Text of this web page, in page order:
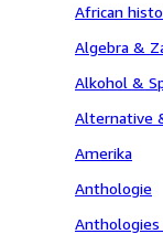
African
Algebra &
Alkohol &
Alternative
Amerika
Anthologie